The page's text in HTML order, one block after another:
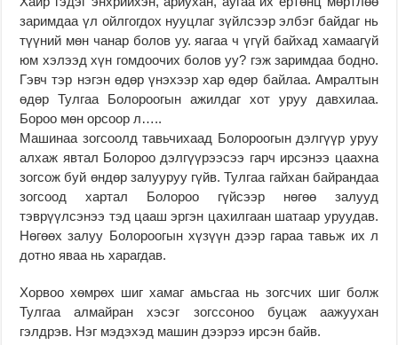
заримдаа үл ойлгогдох нууцлаг зүйлсээр элбэг байдаг нь
түүний мөн чанар болов уу. яагаа ч үгүй байхад хамаагүй
юм хэлээд хүн гомдоочих болов уу? гэж заримдаа бодно.
Гэвч тэр нэгэн өдөр үнэхээр хар өдөр байлаа. Амралтын
өдөр Тулгаа Болороогын ажилдаг хот уруу давхилаа.
Бороо мөн орсоор л…..
Машинаа зогсоолд тавьчихаад Болороогын дэлгүүр уруу
алхаж явтал Болороо дэлгүүрээсээ гарч ирсэнээ цаахна
зогсож буй өндөр залууруу гүйв. Тулгаа гайхан байрандаа
зогсоод хартал Болороо гүйсээр нөгөө залууд
тэврүүлсэнээ тэд цааш эргэн цахилгаан шатаар уруудав.
Нөгөөх залуу Болороогын хүзүүн дээр гараа тавьж их л
дотно яваа нь харагдав.
Хорвоо хөмрөх шиг хамаг амьсгаа нь зогсчих шиг болж
Тулгаа алмайран хэсэг зогссоноо буцаж аажуухан
гэлдрэв. Нэг мэдэхэд машин дээрээ ирсэн байв.